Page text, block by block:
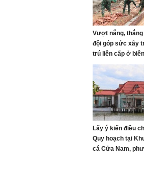
Vượt nắng,
đội góp sức xây
trú liên cấp ở
An
Lấy ý kiến điều
Quy hoạch tại
cá Cửa Nam,